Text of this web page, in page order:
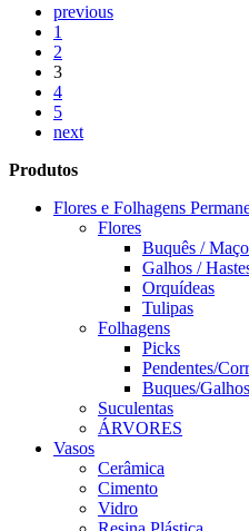
previous
1
2
3
4
5
next
Produtos
Flores e Folhagens
Flores
Buquês /
Galhos /
Orquídeas
Tulipas
Folhagens
Picks
Pendentes/
Buques/
Suculentas
ÁRVORES
Vasos
Cerâmica
Cimento
Vidro